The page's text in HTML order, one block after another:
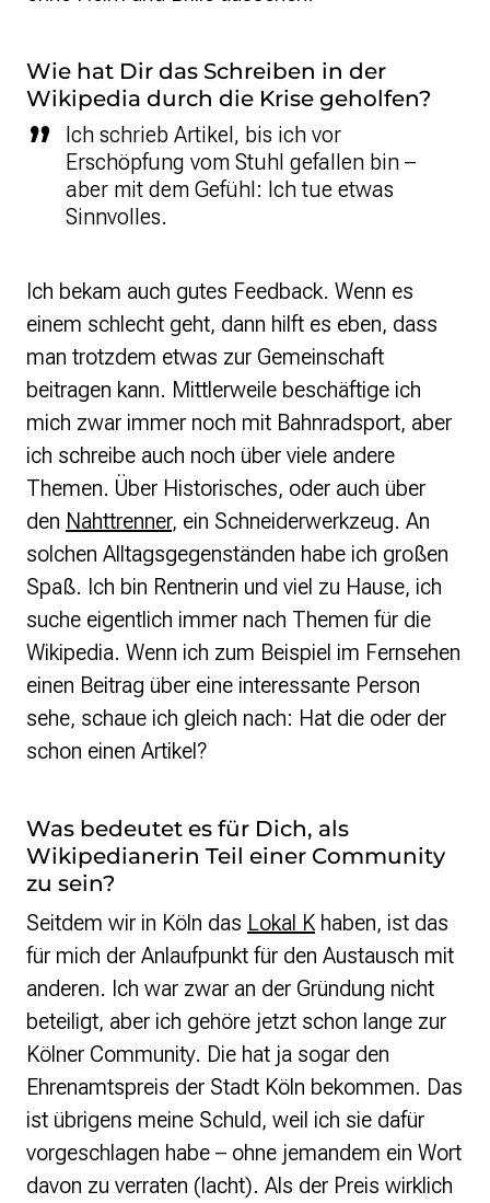
Wie hat Dir das Schreiben in der
Wikipedia durch die Krise geholfen?
Ich schrieb Artikel, bis ich vor
Erschöpfung vom Stuhl gefallen bin –
aber mit dem Gefühl: Ich tue etwas
Sinnvolles.
Ich bekam auch gutes Feedback. Wenn es
einem schlecht geht, dann hilft es eben, dass
man trotzdem etwas zur Gemeinschaft
beitragen kann. Mittlerweile beschäftige ich
mich zwar immer noch mit Bahnradsport, aber
ich schreibe auch noch über viele andere
Themen. Über Historisches, oder auch über
den Nahttrenner, ein Schneiderwerkzeug. An
solchen Alltagsgegenständen habe ich großen
Spaß. Ich bin Rentnerin und viel zu Hause, ich
suche eigentlich immer nach Themen für die
Wikipedia. Wenn ich zum Beispiel im Fernsehen
einen Beitrag über eine interessante Person
sehe, schaue ich gleich nach: Hat die oder der
schon einen Artikel?
Was bedeutet es für Dich, als
Wikipedianerin Teil einer Community
zu sein?
Seitdem wir in Köln das Lokal Khaben, ist das
für mich der Anlaufpunkt für den Austausch mit
anderen. Ich war zwar an der Gründung nicht
beteiligt, aber ich gehöre jetzt schon lange zur
Kölner Community. Die hat ja sogar den
Ehrenamtspreis der Stadt Köln bekommen. Das
ist übrigens meine Schuld, weil ich sie dafür
vorgeschlagen habe – ohne jemandem ein Wort
davon zu verraten (lacht). Als der Preis wirklich